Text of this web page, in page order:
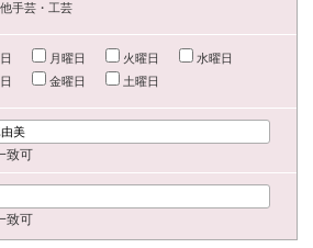
手芸・工芸
月曜日 火曜日
水曜日
金曜日 土曜日
致可
致可